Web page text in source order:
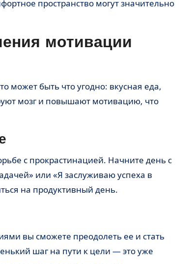
пространство могут значительно
мотивации
мозг и повышают мотивацию, что
или «Я заслуживаю успеха в
на продуктивный день.
шаг на пути к цели — это уже